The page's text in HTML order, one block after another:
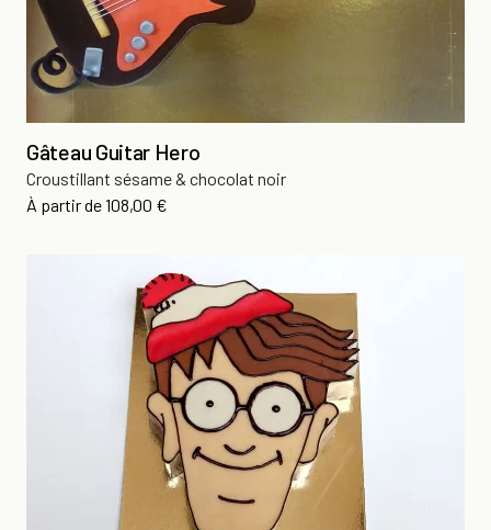
Gâteau Guitar Hero
Croustillant sésame & chocolat noir
À partir dePrix
108,00 €